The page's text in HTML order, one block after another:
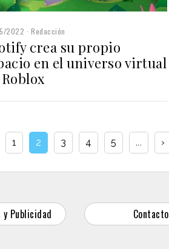
2022 Redacción
crea su propio
en el universo virtual
1 2 3 4 5 ... ›
y Publicidad Contacto